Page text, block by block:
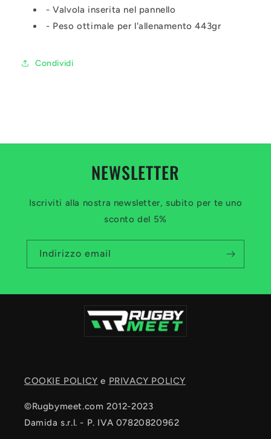
- Valvola inserita nel pannello
- Peso ottimale per l'allenamento 443gr
Condividi
NEWSLETTER
Iscriviti alla nostra newsletter, subito per te uno
sconto del 5%
Indirizzo email
COOKIE POLICY e PRIVACY POLICY
©Rugbymeet.com 2012-2023
Damida s.r.l. - P. IVA 07820820962